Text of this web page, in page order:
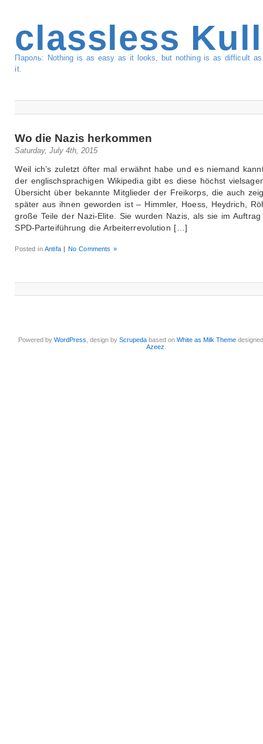
classless
Пароль: Nothing is as easy as it looks, but nothing is as difficult
it.
Wo die Nazis herkommen
Saturday, July 4th, 2015
Weil ich’s zuletzt öfter mal erwähnt habe und es niemand
der englischsprachigen Wikipedia gibt es diese höchst
Übersicht über bekannte Mitglieder der Freikorps, die auch
später aus ihnen geworden ist – Himmler, Hoess, Heydrich,
große Teile der Nazi-Elite. Sie wurden Nazis, als sie im Auftrag
SPD-Parteiführung die Arbeiterrevolution […]
Posted inAntifa | No Comments »
Powered byWordPress , design byScrupeda based onWhite as Milk Theme
Azeez